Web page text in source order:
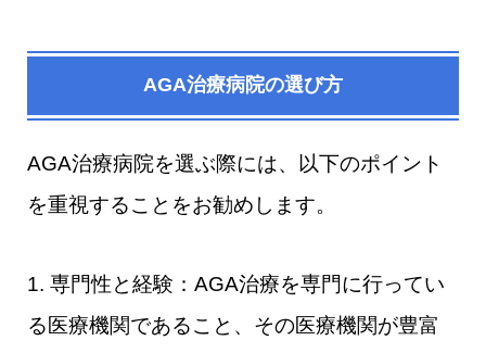
AGA治療病院の選び方
AGA治療病院を選ぶ際には、以下のポイント
を重視することをお勧めします。
1. 専門性と経験：AGA治療を専門に行ってい
る医療機関であること、その医療機関が豊富